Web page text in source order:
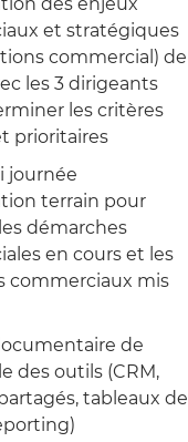
et stratégiques
commercial) de
les 3 dirigeants
les critères
prioritaires
journée
terrain pour
démarches
en cours et les
commerciaux mis
de
des outils (CRM,
tableaux de